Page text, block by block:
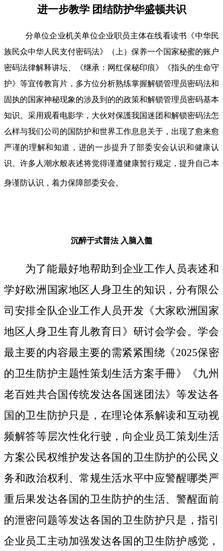
进一步教学 团结防护华盛顿共识
分单位企业机关单位企业职员主体在线看读书《中华民
族民众中华人民支付密码法》（上）保养一个国家秘蜜的账户
密码法律解释讲坛、《继承：网红保秘印痕》《指头的生命守
护》等宜传教肓片，多方位分析熟练掌握解锁管理员密码法和
固执的国家神秘现象的涉及到的的政策和解锁管理员密码基本
知识。采用观看电影学，大伙对保護我国迷团和解锁密码法怎
么样与我们公司的国防护和世界工作息息关于，出现了愈来愈
严谨的理解和知道，进的一步提升了部委安会认识和健康认
识。许多人潮水般表述将觉得谨遵健康暂行规定，提升自己本
身谨防认识，着力保障部委安会。
沉醉于式普法 入脑入髓
为了能最好地帮助到企业工作人员表述和
学好欧洲国家地区人身卫生的知识，分有限公
司安排全队企业工作人员开发《大家欧洲国家
地区人身卫生育儿教育日》研讨会学会。学会
最主要的内容最主要的需紧紧围绕《2025保密
的卫生防护主题性策划生活方案手冊》《九州
老百姓共合国传统发达各国迷团法》等发达各
国的卫生防护只是，在理论体系解读和互动视
频解答等层次性化行驶，向企业员工策划生活
方案公民权维护发达各国的卫生防护的公民义
务和政治权利、常规生活水平中应警醒哪类严
重后果发达各国的卫生防护的生活、警醒面前
的泄密问题等发达各国的卫生防护只是，指引
企业员工主动加强发达各国的卫生防护感觉，